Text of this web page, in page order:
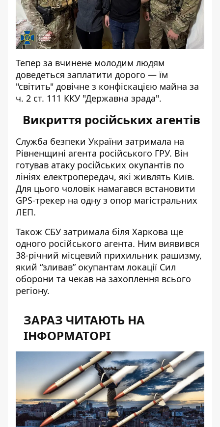
Тепер за вчинене молодим людям
доведеться заплатити дорого — їм
"світить" довічне з конфіскацією майна за
ч. 2 ст. 111 ККУ "Державна зрада".
Викриття російських агентів
Служба безпеки України затримала на
Рівненщині агента російського ГРУ. Він
готував атаку російських окупантів по
лініях електропередач, які живлять Київ.
Для цього чоловік намагався встановити
GPS-трекер на одну з опор магістральних
ЛЕП.
Також СБУ затримала біля Харкова ще
одного російського агента. Ним виявився
38-річний місцевий прихильник рашизму,
який “зливав” окупантам локації Сил
оборони та чекав на захоплення всього
регіону.
ЗАРАЗ ЧИТАЮТЬ НА
ІНФОРМАТОРІ